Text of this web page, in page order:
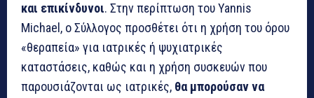
και επικίνδυνοι. Στην περίπτωση του Yannis
Michael, ο Σύλλογος προσθέτει ότι η χρήση του όρου
«θεραπεία» για ιατρικές ή ψυχιατρικές
καταστάσεις, καθώς και η χρήση συσκευών που
παρουσιάζονται ως ιατρικές, θα μπορούσαν να